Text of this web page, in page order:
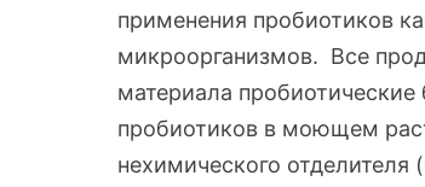
применения пробиотиков
микроорганизмов. Все
материала
пробиотиков в моющем
нехимического